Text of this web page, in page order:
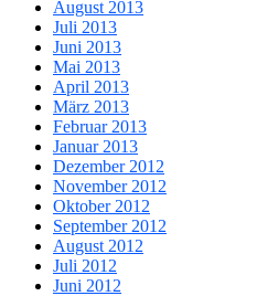
August 2013
Juli 2013
Juni 2013
Mai 2013
April 2013
März 2013
Februar 2013
Januar 2013
Dezember 2012
November 2012
Oktober 2012
September 2012
August 2012
Juli 2012
Juni 2012